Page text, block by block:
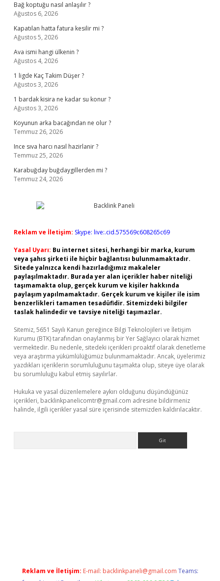
Bağ koptuğu nasıl anlaşılır ?
Ağustos 6, 2026
Kapatılan hatta fatura kesilir mi ?
Ağustos 5, 2026
Ava ismi hangi ülkenin ?
Ağustos 4, 2026
1 ligde Kaç Takim Düşer ?
Ağustos 3, 2026
1 bardak kisira ne kadar su konur ?
Ağustos 3, 2026
Koyunun arka bacağından ne olur ?
Temmuz 26, 2026
Ince sıva harcı nasıl hazirlanir ?
Temmuz 25, 2026
Karabuğday buğdaygillerden mi ?
Temmuz 24, 2026
Reklam ve İletişim: Skype: live:.cid.575569c608265c69
Yasal Uyarı: Bu internet sitesi, herhangi bir marka, kurum
veya şahıs şirketi ile hiçbir bağlantısı bulunmamaktadır.
Sitede yalnızca kendi hazırladığımız makaleler
paylaşılmaktadır. Burada yer alan içerikler haber niteliği
taşımamakta olup, gerçek kurum ve kişiler hakkında
paylaşım yapılmamaktadır. Gerçek kurum ve kişiler ile isim
benzerlikleri tamamen tesadüfidir. Sitemizdeki bilgiler
taslak halindedir ve tavsiye niteliği taşımazlar.
Sitemiz, 5651 Sayılı Kanun gereğince Bilgi Teknolojileri ve İletişim
Kurumu (BTK) tarafından onaylanmış bir Yer Sağlayıcı olarak hizmet
vermektedir. Bu nedenle, sitedeki içerikleri proaktif olarak denetleme
veya araştırma yükümlülüğümüz bulunmamaktadır. Ancak, üyelerimiz
yazdıkları içeriklerin sorumluluğunu taşımakta olup, siteye üye olarak
bu sorumluluğu kabul etmiş sayılırlar.
Hukuka ve yasal düzenlemelere aykırı olduğunu düşündüğünüz
içerikleri, backlinkpanelicomtr@gmail.com adresine bildirmeniz
halinde, ilgili içerikler yasal süre içerisinde sitemizden kaldırılacaktır.
Reklam ve İletişim: E-mail: backlinkpaneli@gmail.com Teams: